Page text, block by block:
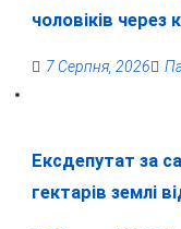
чоловіків через
7 Серпня, 2026
Ексдепутат за
гектарів землі